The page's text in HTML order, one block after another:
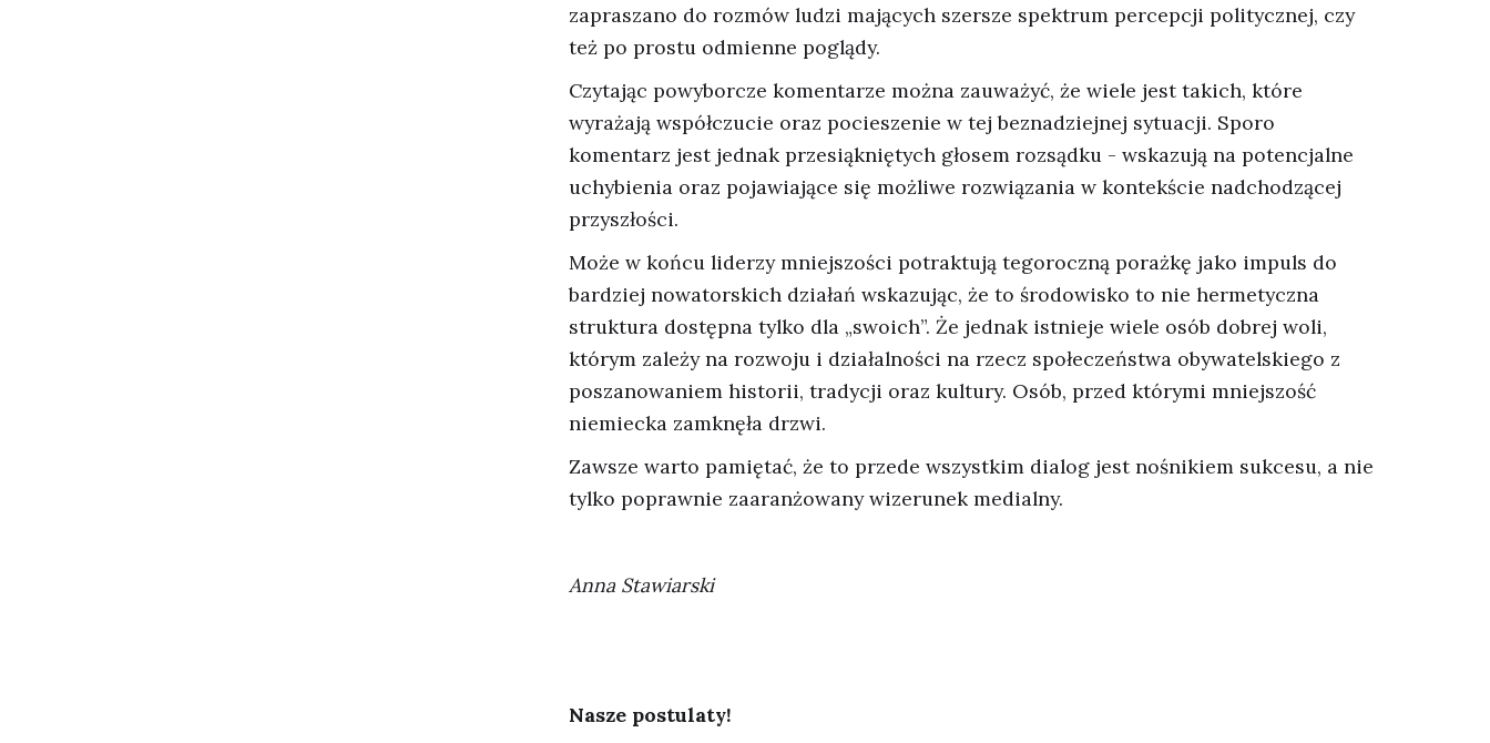
zapraszano do rozmów ludzi mających szersze spektrum percepcji politycznej, czy
też po prostu odmienne poglądy.
Czytając powyborcze komentarze można zauważyć, że wiele jest takich, które
wyrażają współczucie oraz pocieszenie w tej beznadziejnej sytuacji. Sporo
komentarz jest jednak przesiąkniętych głosem rozsądku - wskazują na potencjalne
uchybienia oraz pojawiające się możliwe rozwiązania w kontekście nadchodzącej
przyszłości.
Może w końcu liderzy mniejszości potraktują tegoroczną porażkę jako impuls do
bardziej nowatorskich działań wskazując, że to środowisko to nie hermetyczna
struktura dostępna tylko dla „swoich”. Że jednak istnieje wiele osób dobrej woli,
którym zależy na rozwoju i działalności na rzecz społeczeństwa obywatelskiego z
poszanowaniem historii, tradycji oraz kultury. Osób, przed którymi mniejszość
niemiecka zamknęła drzwi.
Zawsze warto pamiętać, że to przede wszystkim dialog jest nośnikiem sukcesu, a nie
tylko poprawnie zaaranżowany wizerunek medialny.
Anna Stawiarski
Nasze postulaty!